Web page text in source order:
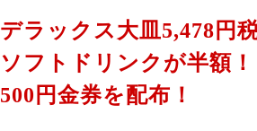
デラックス大皿5,478円
ソフトドリンクが半額！
500円金券を配布！